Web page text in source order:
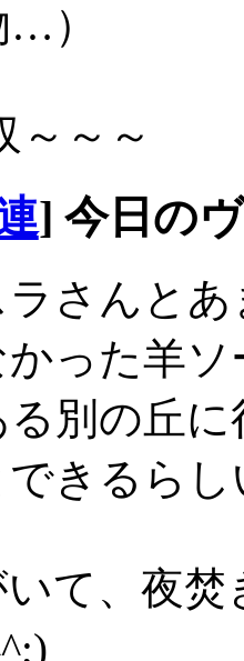
）
～～～
] 今日の
さんと
った羊
別の丘
きるらし
て、夜